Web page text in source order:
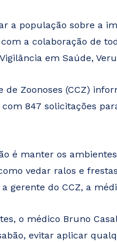
a população sobre a
a colaboração de
em Saúde,
de Zoonoses (CCZ)
847 solicitações
é manter os
vedar ralos e
a gerente do CCZ, a
o médico Bruno
evitar aplicar